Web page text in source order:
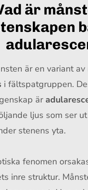
är
är en variant
i fältspatgruppen.
är
ljus som ser
stenens yta.
fenomen
inre struktur.